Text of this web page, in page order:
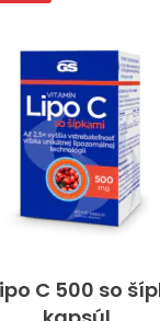
C 500 so